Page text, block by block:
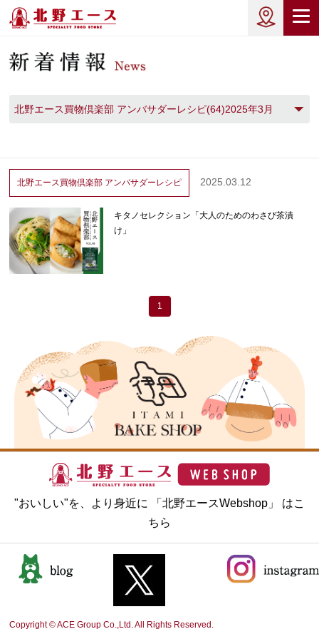
北野エース買物倶楽部 アンバサダーレシピ(64)2025年3月
北野エース買物倶楽部 アンバサダーレシピ 2025.03.12
キタノセレクション「大人のためのわさび茶漬
け」
1
"おいしい"を、より身近に 「北野エースWebshop」 はこ
ちら
Copyright © ACE Group Co.,Ltd. All Rights Reserved.